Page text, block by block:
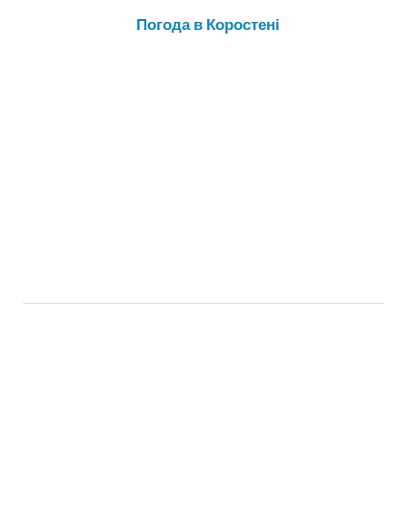
Погода в Коростені